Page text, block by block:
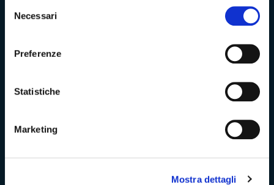
delNecessari
Preferenze
Statistiche
Marketing
Mostra dettagli